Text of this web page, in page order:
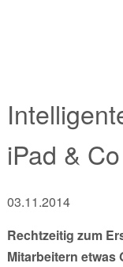
iPad & Co
03.11.2014
Rechtzeitig zum
Mitarbeitern etwas